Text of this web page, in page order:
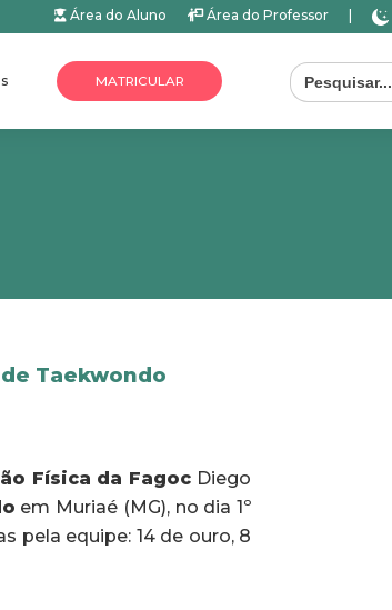
Área do Aluno Área do Professor
MATRICULAR
Search
for:
Taekwondo
Física da Fagoc Diego
em Muriaé (MG), no dia 1º
pela equipe: 14 de ouro, 8